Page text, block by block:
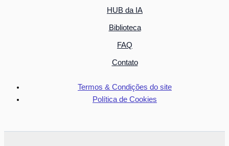
HUB da IA
Biblioteca
FAQ
Contato
Termos & Condições do site
Política de Cookies